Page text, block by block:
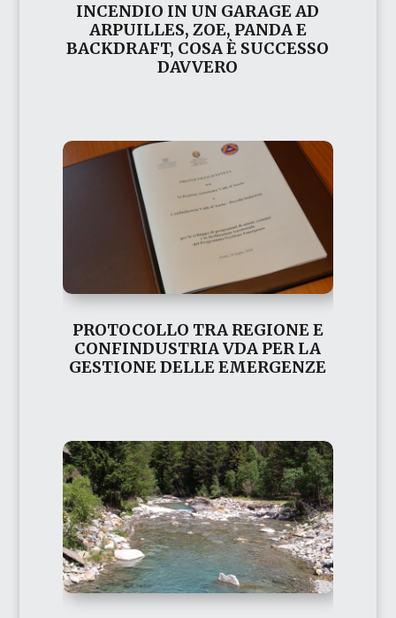
INCENDIO IN UN GARAGE AD
ARPUILLES, ZOE, PANDA E
BACKDRAFT, COSA È SUCCESSO
DAVVERO
PROTOCOLLO TRA REGIONE E
CONFINDUSTRIA VDA PER LA
GESTIONE DELLE EMERGENZE